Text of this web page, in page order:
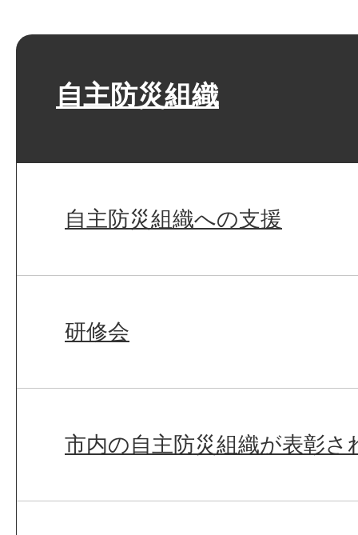
自主防災組織
自主防災組織への支援
研修会
市内の自主防災組織が表彰さ